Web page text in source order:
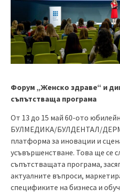
Форум „Женско здраве“ и
съпътстваща програма
От 13 до 15 май 60-ото
БУЛМЕДИКА/БУЛДЕНТАЛ/
платформа за иновации и
усъвършенстване. Това ще се
съпътстващата програма,
актуалните въпроси,
спецификите на бизнеса и